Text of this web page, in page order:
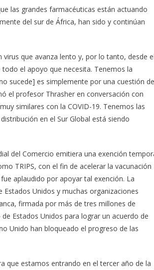
las grandes farmacéuticas están actuando
del sur de África, han sido y continúan
virus que avanza lento y, por lo tanto, desde
el apoyo que necesita. Tenemos la
sucede] es simplemente por una cuestión de
el profesor Thrasher en conversación con
similares con la COVID-19. Tenemos las
en el Sur Global está siendo
del Comercio emitiera una exención
TRIPS, con el fin de acelerar la vacunación
aplaudido por apoyar tal exención. La
Unidos y muchas organizaciones
firmada por más de tres millones de
Estados Unidos para lograr un acuerdo de
Unido han bloqueado el progreso de las
que estamos entrando en el tercer año de la